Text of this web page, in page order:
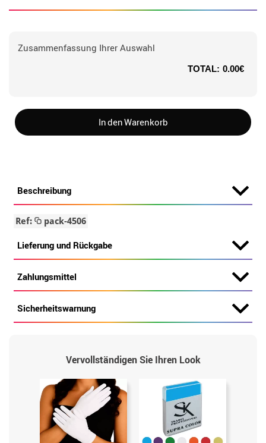
Zusammenfassung Ihrer Auswahl
TOTAL: 0.00€
In den Warenkorb
Beschreibung
Ref: pack-4506
Lieferung und Rückgabe
Zahlungsmittel
Sicherheitswarnung
Vervollständigen Sie Ihren Look